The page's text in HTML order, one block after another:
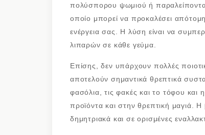
πολύσπορου ψωμιού ή
οποίο μπορεί να προκαλέσει
ενέργεια σας. Η λύση είναι να
λιπαρών σε κάθε γεύμα.
Επίσης, δεν υπάρχουν πολλές
αποτελούν σημαντικά θρεπτικά
φασόλια, τις φακές και το τόφου και
προϊόντα και στην θρεπτική μαγιά. Η
δημητριακά και σε ορισμένες